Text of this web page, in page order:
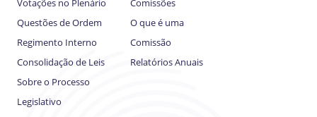
Votações no Plenário
Questões de Ordem
Regimento Interno
Consolidação de Leis
Sobre o Processo
Legislativo
Comissões
O que é uma
Comissão
Relatórios Anuais